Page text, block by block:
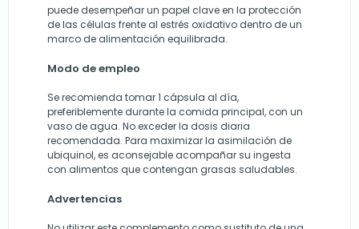
puede desempeñar un papel clave en la protección
de las células frente al estrés oxidativo dentro de un
marco de alimentación equilibrada.
Modo de empleo
Se recomienda tomar 1 cápsula al día,
preferiblemente durante la comida principal, con un
vaso de agua. No exceder la dosis diaria
recomendada. Para maximizar la asimilación de
ubiquinol, es aconsejable acompañar su ingesta
con alimentos que contengan grasas saludables.
Advertencias